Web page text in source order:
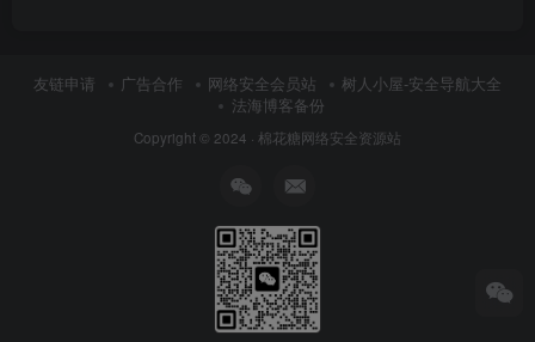
友链申请 广告合作 网络安全会员站
树人小屋-安全导航大全
法海博客备份
Copyright © 2024 · 棉花糖网络安全资源站